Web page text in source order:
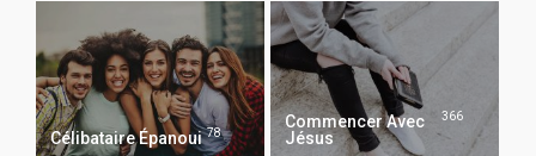
Célibataire Épanoui 78
Commencer Avec
Jésus
366